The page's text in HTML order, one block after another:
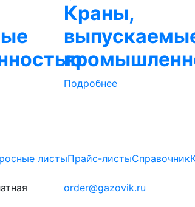
Краны,
Подробнее
листыПрайс-листыСправочник
order@gazovik.ru